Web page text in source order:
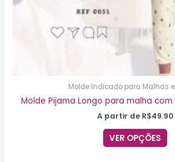
Molde Indicado para Malhas
Molde Pijama Longo para malha com
A partir de R$49.90
VER OPÇÕES